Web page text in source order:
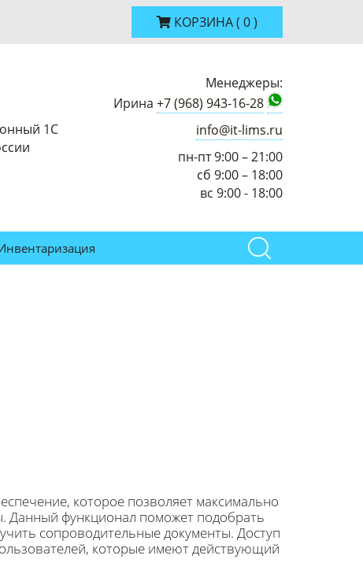
КОРЗИНА( 0)
1С
Менеджеры:
Ирина +7 (968) 943-16-28
info@it-lims.ru
пн-пт 9:00 – 21:00
сб 9:00 – 18:00
вс 9:00 - 18:00
которое позволяет максимально
Данный функционал поможет подобрать
сопроводительные документы. Доступ
которые имеют действующий